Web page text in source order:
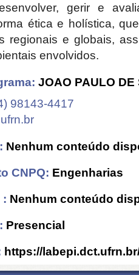
gerir e
ética e holística,
regionais e globais,
envolvidos.
JOAO PAULO DE
98143-4417
Nenhum conteúdo
CNPQ: Engenharias
: Nenhum conteúdo
Presencial
https://